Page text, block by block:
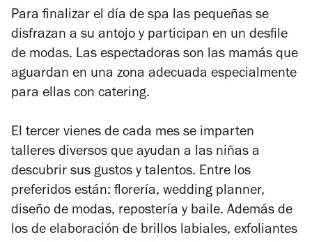
Para finalizar el día de spa las pequeñas se
disfrazan a su antojo y participan en un desfile
de modas. Las espectadoras son las mamás que
aguardan en una zona adecuada especialmente
para ellas con catering.
El tercer vienes de cada mes se imparten
talleres diversos que ayudan a las niñas a
descubrir sus gustos y talentos. Entre los
preferidos están: florería, wedding planner,
diseño de modas, repostería y baile. Además de
los de elaboración de brillos labiales, exfoliantes